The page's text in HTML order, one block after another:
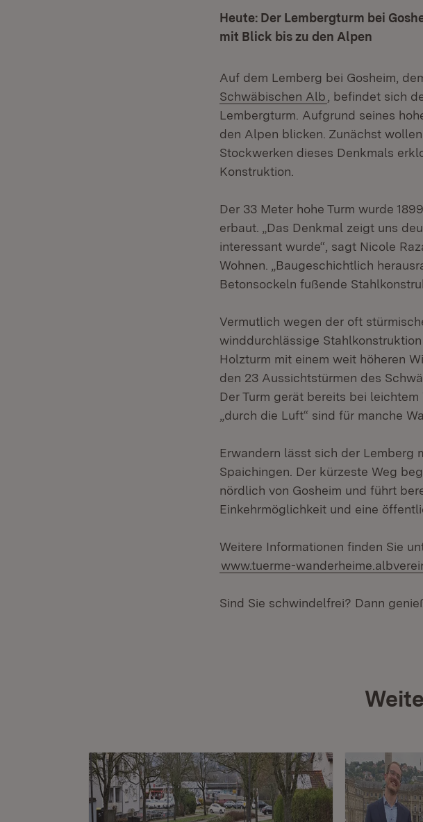
Heute: Der Lembergturm bei
mit Blick bis zu den Alpen
Auf dem Lemberg bei Gosheim,
Schwäbischen Alb (Öffnet in
, befindet sich
Lembergturm. Aufgrund seines
den Alpen blicken. Zunächst
Stockwerken dieses Denkmals
Konstruktion.
Der 33 Meter hohe Turm wurde
erbaut. „Das Denkmal zeigt uns
interessant wurde“, sagt Nicole
Wohnen. „Baugeschichtlich
Betonsockeln fußende
Vermutlich wegen der oft
winddurchlässige
Holzturm mit einem weit höheren
den 23 Aussichtstürmen des
Der Turm gerät bereits bei
„durch die Luft“ sind für manche
Erwandern lässt sich der Lemberg
Spaichingen. Der kürzeste Weg
nördlich von Gosheim und führt
Einkehrmöglichkeit und eine
Weitere Informationen finden Sie
www.tuerme-
Sind Sie schwindelfrei? Dann